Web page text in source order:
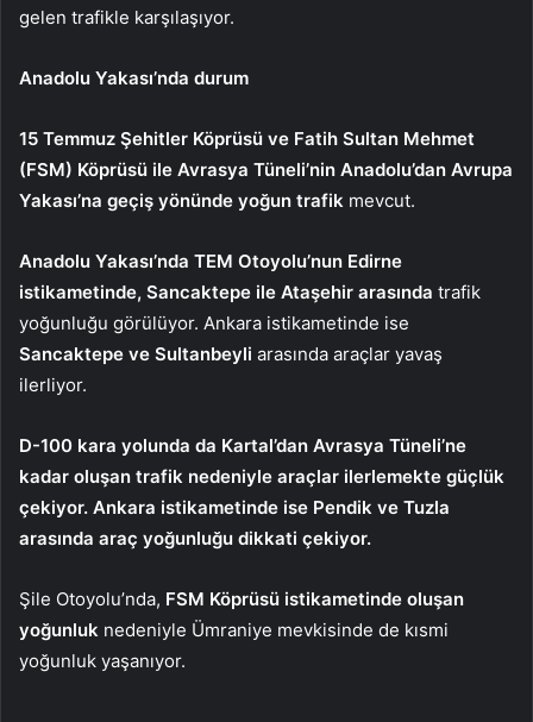
gelen trafikle karşılaşıyor.
Anadolu Yakası’nda durum
15 Temmuz Şehitler Köprüsü ve Fatih Sultan Mehmet
(FSM) Köprüsü ile Avrasya Tüneli’nin Anadolu’dan Avrupa
Yakası’na geçiş yönünde yoğun trafik mevcut.
Anadolu Yakası’nda TEM Otoyolu’nun Edirne
istikametinde, Sancaktepe ile Ataşehir arasında trafik
yoğunluğu görülüyor. Ankara istikametinde ise
Sancaktepe ve Sultanbeyli arasında araçlar yavaş
ilerliyor.
D-100 kara yolunda da Kartal’dan Avrasya Tüneli’ne
kadar oluşan trafik nedeniyle araçlar ilerlemekte güçlük
çekiyor. Ankara istikametinde ise Pendik ve Tuzla
arasında araç yoğunluğu dikkati çekiyor.
Şile Otoyolu’nda, FSM Köprüsü istikametinde oluşan
yoğunluk nedeniyle Ümraniye mevkisinde de kısmi
yoğunluk yaşanıyor.